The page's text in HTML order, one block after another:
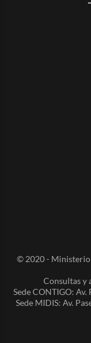
© 2020 - Ministerio
Consultas y
Sede CONTIGO: Av.
Sede MIDIS: Av.